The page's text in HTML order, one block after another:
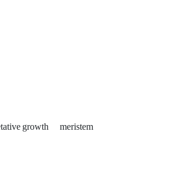
growth
meristem